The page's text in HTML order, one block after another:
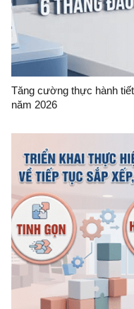
Tăng cường thực hành
năm 2026